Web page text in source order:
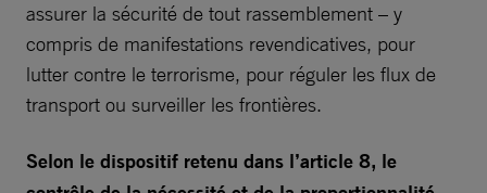
assurer la sécurité de tout rassemblement – y
compris de manifestations revendicatives, pour
lutter contre le terrorisme, pour réguler les flux de
transport ou surveiller les frontières.
Selon le dispositif retenu dans l’article 8, le